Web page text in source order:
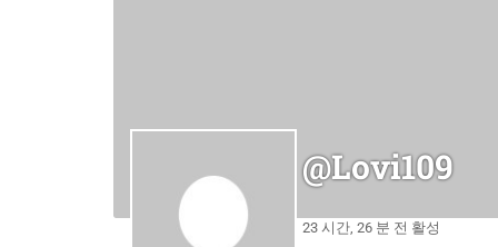
@lovi109
23 시간, 26 분 전 활성